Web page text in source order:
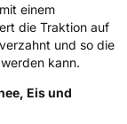
einem
die Traktion auf
und so die
kann.
Eis und